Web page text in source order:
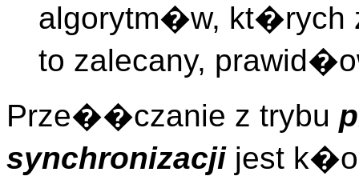
algorytm�w, kt�rych
to zalecany,
Prze��czanie z trybu
synchronizacjijest